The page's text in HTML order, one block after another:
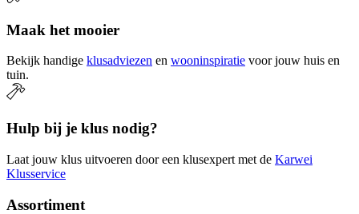
Maak het mooier
Bekijk handige klusadviezen en wooninspiratie voor jouw huis en
tuin.
Hulp bij je klus nodig?
Laat jouw klus uitvoeren door een klusexpert met de Karwei
Klusservice
Assortiment